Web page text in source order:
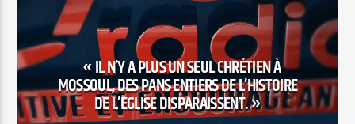
RELIGIONS
« IL N’Y A PLUS UN SEUL CHRÉTIEN À
MOSSOUL, DES PANS ENTIERS DE L’HISTOIRE
DE L’EGLISE DISPARAISSENT. »